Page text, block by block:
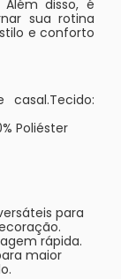
disso, é
sua rotina
e conforto
Poliéster
para
rápida.
maior